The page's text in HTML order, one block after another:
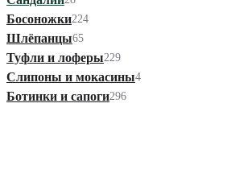
Босоножки224
Шлёпанцы65
Туфли и лоферы229
Слипоны и мокасины4
Ботинки и сапоги296